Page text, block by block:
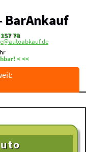
BarAnkauf
78
< <<